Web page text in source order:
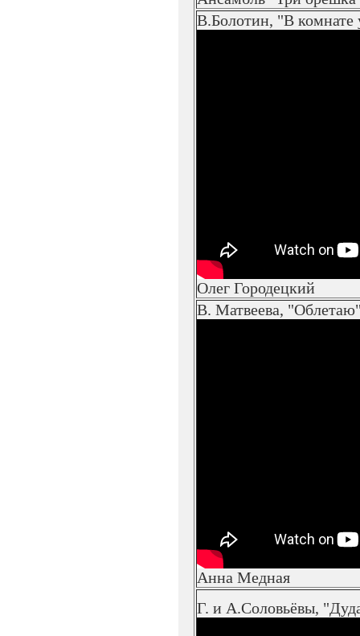
В.Болотин, "В
Олег Городецкий
В. Матвеева,
Анна Медная
Г. и А.Соловьёвы,